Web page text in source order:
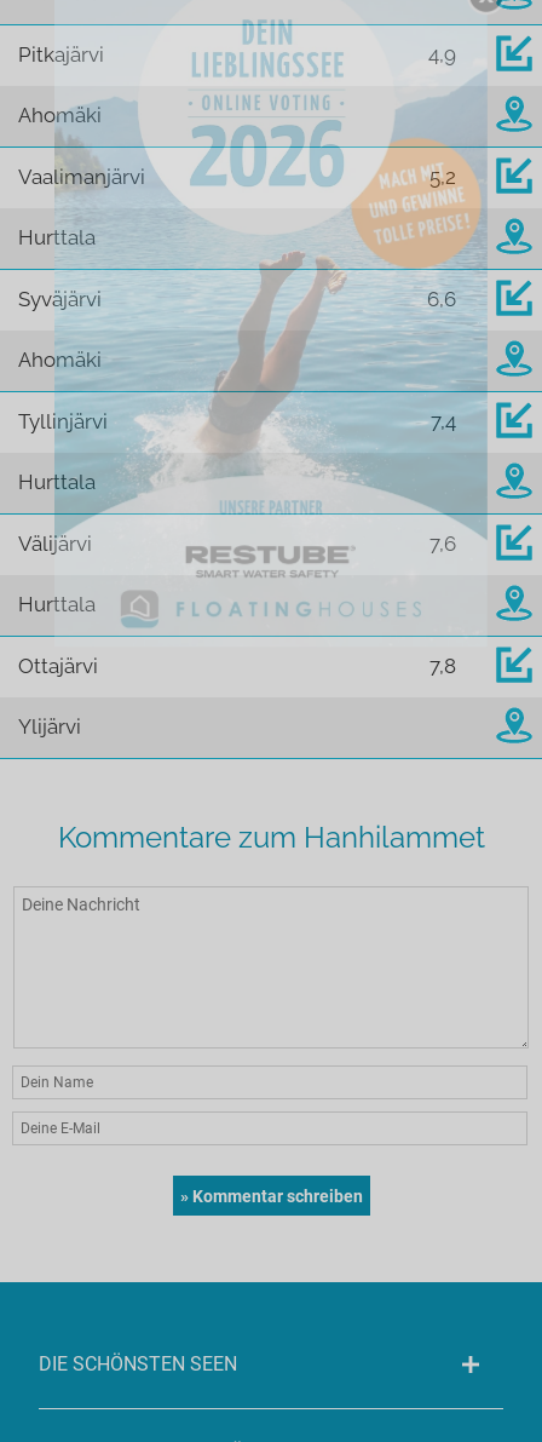
Pitkajärvi 4,9
Ahomäki
Vaalimanjärvi 5,2
Hurttala
Syväjärvi 6,6
Ahomäki
Tyllinjärvi 7,4
Hurttala
Välijärvi 7,6
Hurttala
Ottajärvi 7,8
Ylijärvi
Kommentare zum Hanhilammet
DIE SCHÖNSTEN SEEN